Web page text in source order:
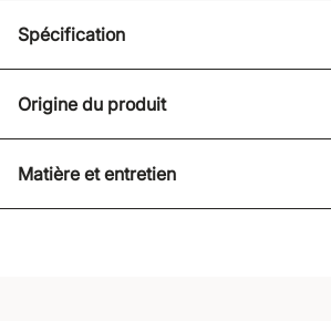
Spécification
Origine du produit
Matière et entretien